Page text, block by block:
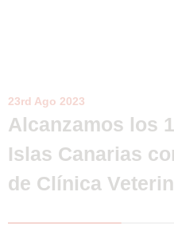
23rd Ago 2023
Alcanzamos los
Islas Canarias
de Clínica